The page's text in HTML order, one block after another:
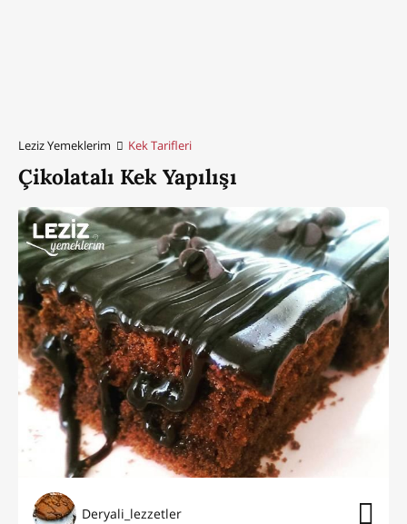
Leziz Yemeklerim Kek Tarifleri
Çikolatalı Kek Yapılışı
Deryali_lezzetler